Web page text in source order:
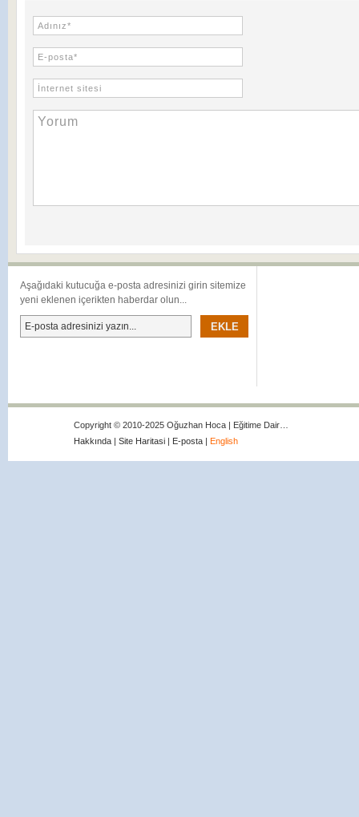
Aşağıdaki kutucuğa e-posta adresinizi girin sitemize
yeni eklenen içerikten haberdar olun...
Copyright © 2010-2025 Oğuzhan Hoca | Eğitime Dair…
Hakkında | Site Haritasi | E-posta | English